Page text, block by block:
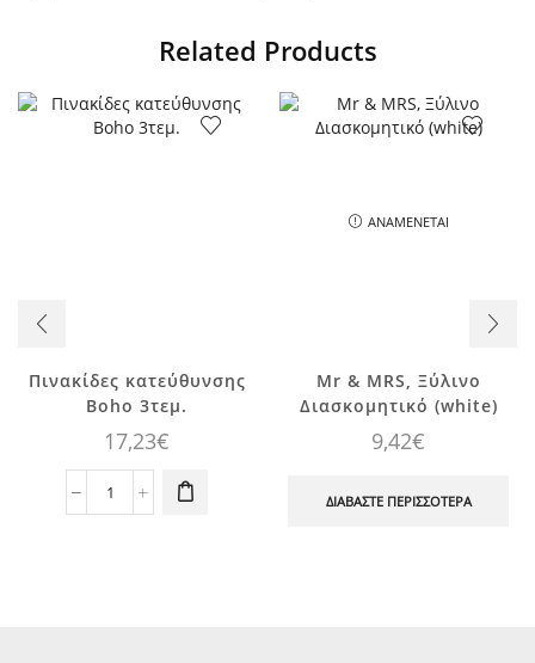
Related Products
Πινακίδες κατεύθυνσης
Boho 3τεμ.
17,23€
Πινακίδες
ΑΝΑΜΈΝΕΤΑΙ
Mr & MRS, Ξύλινο
Διασκομητικό (white)
9,42€
ΔΙΑΒΆΣΤΕ ΠΕΡΙΣΣΌΤΕΡΑ